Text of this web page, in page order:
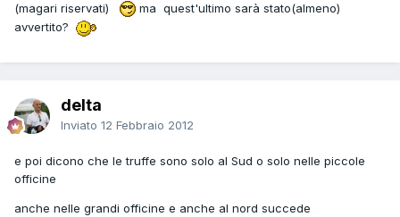
(magari riservati)
ma quest'ultimo sarà stato(almeno)
avvertito?
delta
Inviato 12 Febbraio 2012
e poi dicono che le truffe sono solo al Sud o solo nelle piccole
officine
anche nelle grandi officine e anche al nord succede